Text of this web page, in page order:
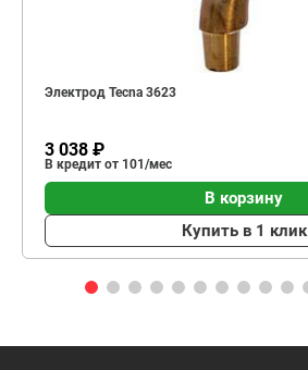
Электрод Tecna 3623
3 038 ₽
В кредит от 101/мес
В корзину
Купить в 1 клик